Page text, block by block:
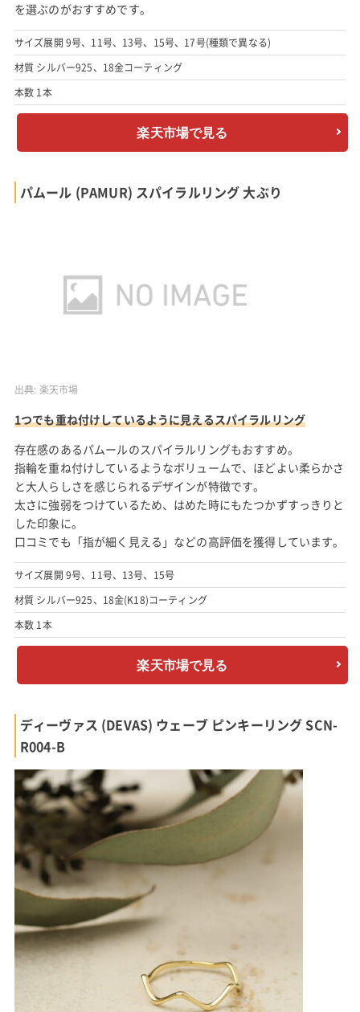
を選ぶのがおすすめです。
サイズ展開 9号、11号、13号、15号、17号(種類で異なる)
材質 シルバー925、18金コーティング
本数 1本
楽天市場で見る
パムール (PAMUR) スパイラルリング 大ぶり
出典: 楽天市場
1つでも重ね付けしているように見えるスパイラルリング
存在感のあるパムールのスパイラルリングもおすすめ。
指輪を重ね付けしているようなボリュームで、ほどよい柔らかさ
と大人らしさを感じられるデザインが特徴です。
太さに強弱をつけているため、はめた時にもたつかずすっきりと
した印象に。
口コミでも「指が細く見える」などの高評価を獲得しています。
サイズ展開 9号、11号、13号、15号
材質 シルバー925、18金(K18)コーティング
本数 1本
楽天市場で見る
ディーヴァス (DEVAS) ウェーブ ピンキーリング SCN-
R004-B